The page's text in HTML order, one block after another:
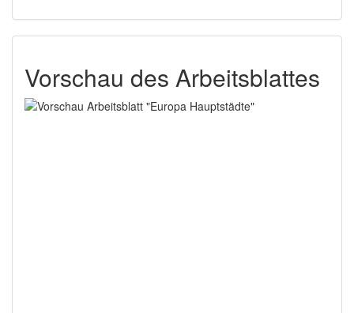
Vorschau des Arbeitsblattes